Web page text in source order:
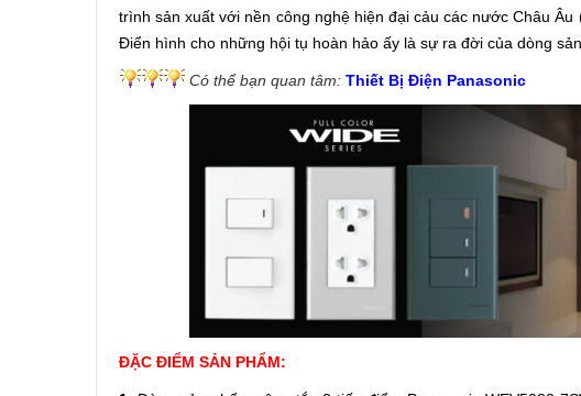
trình sản xuất với nền công nghệ hiện đại cảu các nước Châu
Điển hình cho những hội tụ hoàn hảo ấy là sự ra đời của dòng
Có thể bạn quan tâm: Thiết Bị Điện Panasonic
ĐẶC ĐIỂM SẢN PHẨM: